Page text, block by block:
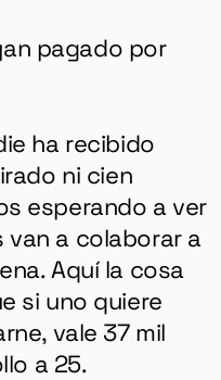
pagado por
ha recibido
ni cien
esperando a ver
van a colaborar a
Aquí la cosa
si uno quiere
vale 37 mil
a 25.